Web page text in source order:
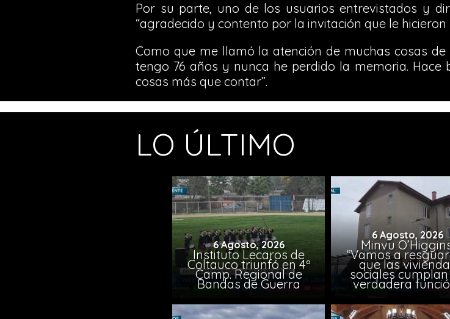
Por su parte, uno de los usuarios entrevistados y
“agradecido y contento por la invitación que le
Como que me llamó la atención de muchas cosas
tengo 76 años y nunca he perdido la memoria. Hace
cosas más que contar”.
LO ÚLTIMO
6 Agosto, 2026
Instituto Lecaros de
Coltauco triunfó en 4º
Camp. Regional de
Bandas de Guerra
6 Agosto, 2026
Minvu
“Vamos a
que las
sociales
verdadera